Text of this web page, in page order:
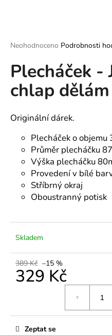
Průměrné
produktu
je
z
hvězdiček.
Neohodnoceno Podrobnosti
Plecháček -
chlap
Originální dárek.
Plecháček o objemu
Průměr plecháčku
Výška plecháčku
Provedení v bílé
Stříbrný okraj
Oboustranný potisk
Skladem
389 Kč –15 %
329 Kč
Zeptat se
í
t
?
HLEDAT
u
u
j
e
m